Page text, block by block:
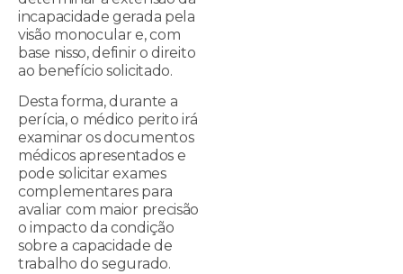
incapacidade gerada pela
visão monocular e, com
base nisso, definir o direito
ao benefício solicitado.
Desta forma, durante a
perícia, o médico perito irá
examinar os documentos
médicos apresentados e
pode solicitar exames
complementares para
avaliar com maior precisão
o impacto da condição
sobre a capacidade de
trabalho do segurado.